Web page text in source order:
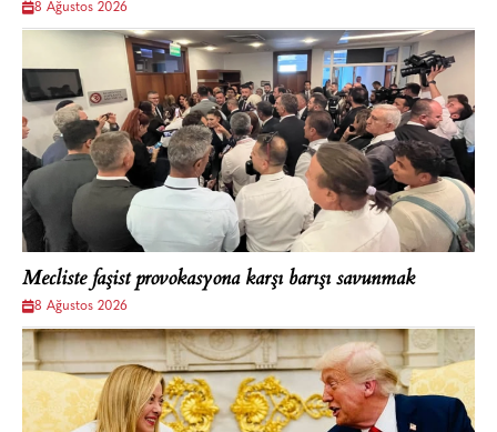
8 Ağustos 2026
Mecliste faşist provokasyona karşı barışı savunmak
8 Ağustos 2026